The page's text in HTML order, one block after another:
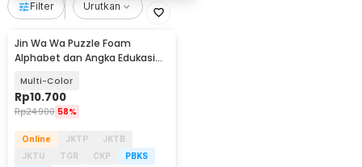
Filter Urutkan
Jin Wa Wa Puzzle Foam
Alphabet dan Angka Edukasi
Multi-Color
Rp10.700
Rp24.900 58%
Online JKTP
JKTB
JKTU
TGR CKP
PBKS